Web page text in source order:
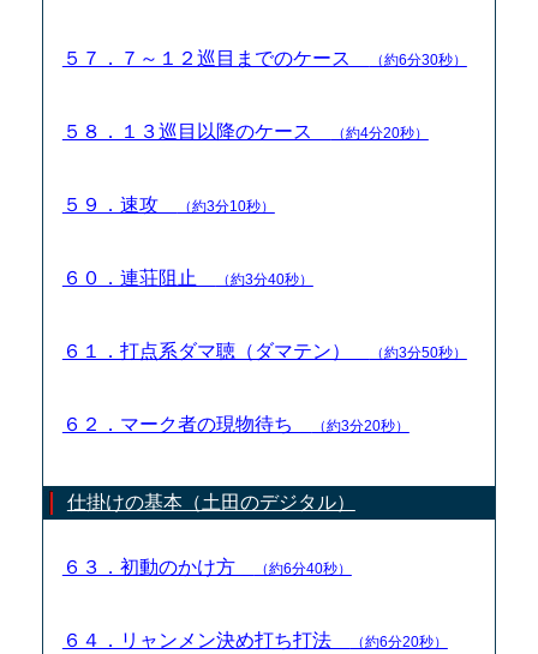
５７．７～１２巡目までのケース （約6分30秒）
５８．１３巡目以降のケース （約4分20秒）
５９．速攻 （約3分10秒）
６０．連荘阻止 （約3分40秒）
６１．打点系ダマ聴（ダマテン） （約3分50秒）
６２．マーク者の現物待ち （約3分20秒）
仕掛けの基本（土田のデジタル）
６３．初動のかけ方 （約6分40秒）
６４．リャンメン決め打ち打法 （約6分20秒）